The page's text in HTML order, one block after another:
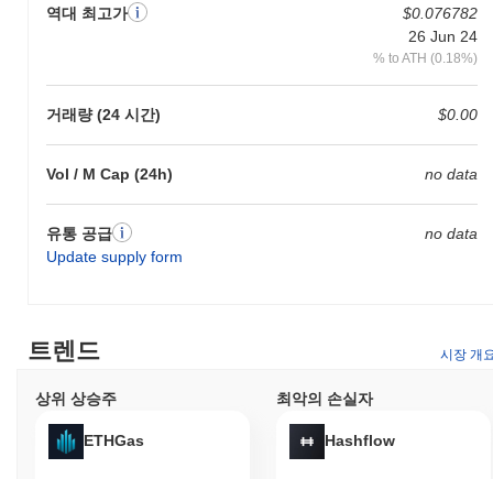
역대 최고가
$0.076782
26 Jun 24
% to ATH (0.18%)
거래량 (24 시간) $0.00
Vol / M Cap (24h) no data
유통 공급
Update supply form
no data
트렌드 시장 개
상위 상승주
ETHGas
최악의 손실자
Hashflow